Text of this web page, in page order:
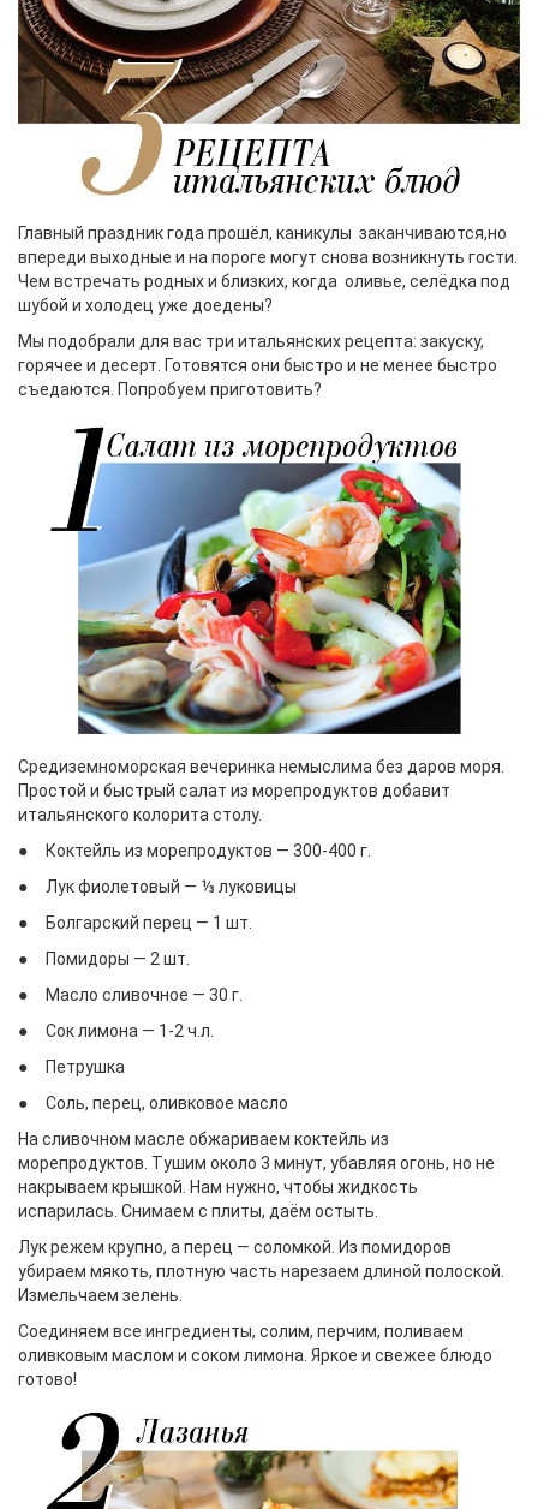
Главный праздник года прошёл, каникулы заканчиваются,но
впереди выходные и на пороге могут снова возникнуть гости.
Чем встречать родных и близких, когда оливье, селёдка под
шубой и холодец уже доедены?
Мы подобрали для вас три итальянских рецепта: закуску,
горячее и десерт. Готовятся они быстро и не менее быстро
съедаются. Попробуем приготовить?
Средиземноморская вечеринка немыслима без даров моря.
Простой и быстрый салат из морепродуктов добавит
итальянского колорита столу.
● Коктейль из морепродуктов — 300-400 г.
● Лук фиолетовый — ⅓ луковицы
● Болгарский перец — 1 шт.
● Помидоры — 2 шт.
● Масло сливочное — 30 г.
● Сок лимона — 1-2 ч.л.
● Петрушка
● Соль, перец, оливковое масло
На сливочном масле обжариваем коктейль из
морепродуктов. Тушим около 3 минут, убавляя огонь, но не
накрываем крышкой. Нам нужно, чтобы жидкость
испарилась. Снимаем с плиты, даём остыть.
Лук режем крупно, а перец — соломкой. Из помидоров
убираем мякоть, плотную часть нарезаем длиной полоской.
Измельчаем зелень.
Соединяем все ингредиенты, солим, перчим, поливаем
оливковым маслом и соком лимона. Яркое и свежее блюдо
готово!